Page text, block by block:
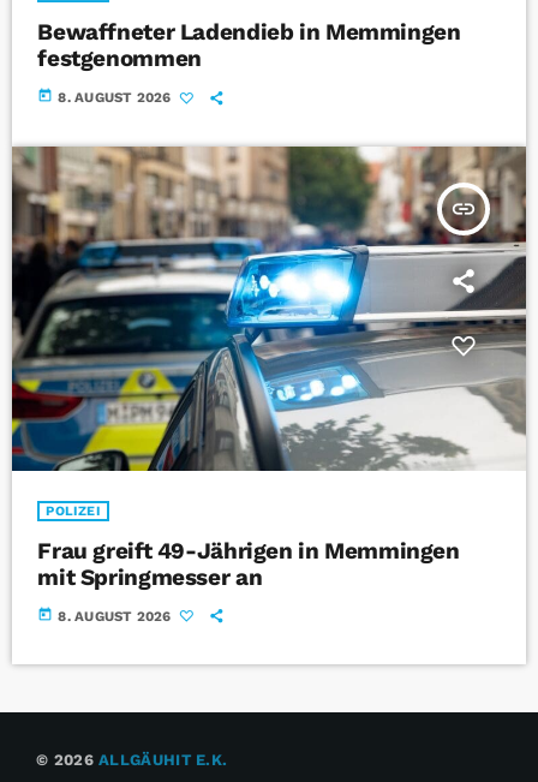
Bewaffneter Ladendieb in Memmingen
festgenommen
today 8. AUGUST 2026
insert_link
POLIZEI
Frau greift 49-Jährigen in Memmingen
mit Springmesser an
today 8. AUGUST 2026
© 2026ALLGÄUHIT E.K.